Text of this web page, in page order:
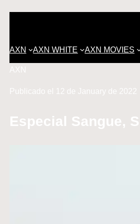
AXN AXN WHITE AXN MOVIES
AXN
Publicado el 12 de January de 2022
Especial Sangue,